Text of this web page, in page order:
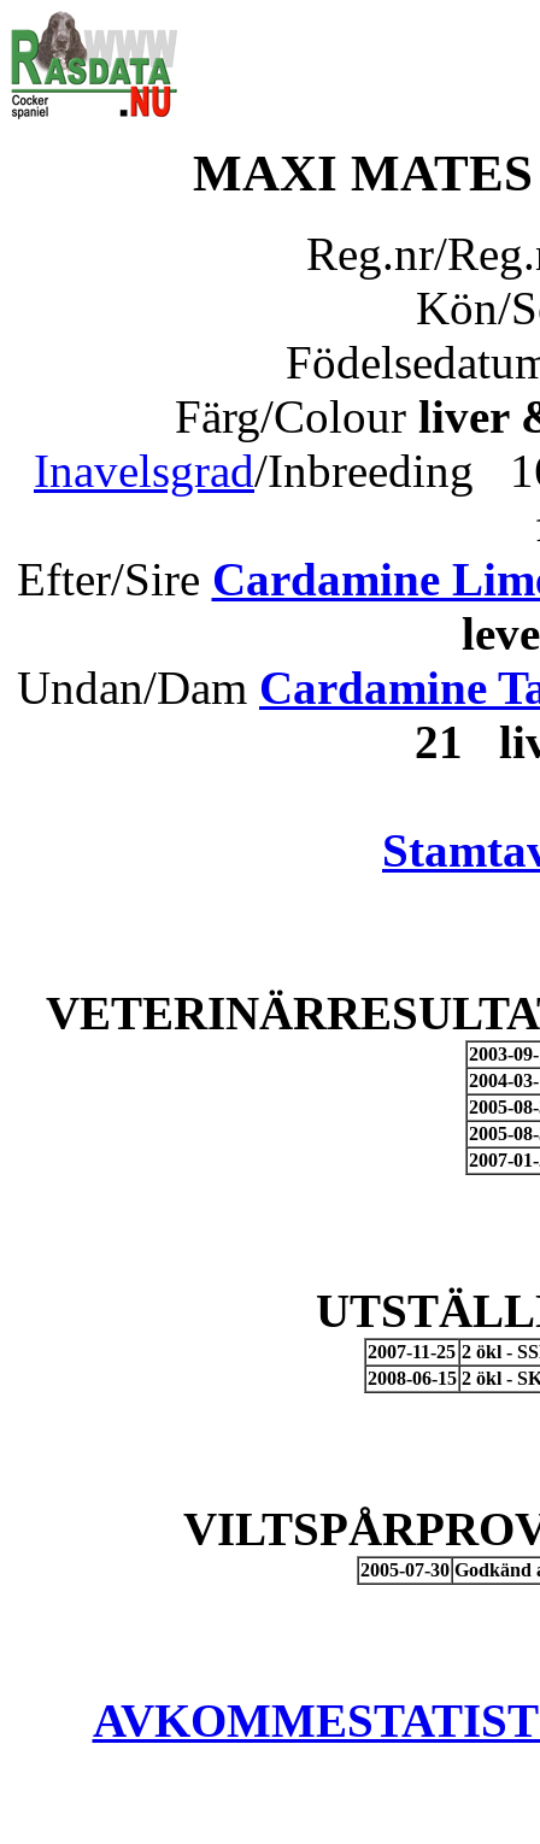
MAXI
Reg.nr/
Kön/
Färg/Colour liver
Inavelsgrad/Inbreeding
Efter/Sire Cardamine
Undan/Dam Cardamine
21
2003-
2004-
2005-
2005-
2007-
2007-11-25 2 ökl -
2008-06-15 2 ökl -
2005-07-30 Godkänd